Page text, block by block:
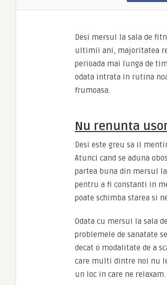
Desi mersul la sala de
ultimii ani, majoritatea
perioada mai lunga de
odata intrata in rutina
frumoasa.
Nu renunta
Desi este greu sa il
Atunci cand se aduna
partea buna din mersul
pentru a fi constanti in
poate schimba starea si
Odata cu mersul la sala
problemele de sanatate
decat o modalitate de a
care multi dintre noi nu
un loc in care ne relaxam.